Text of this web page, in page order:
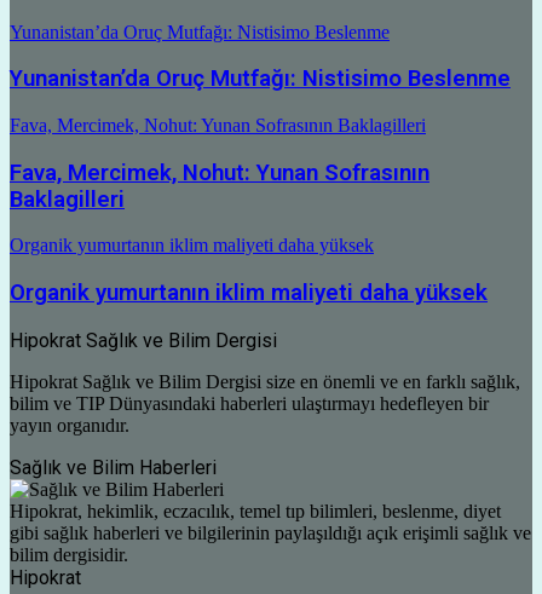
Yunanistan’da Oruç Mutfağı: Nistisimo Beslenme
Yunanistan’da Oruç Mutfağı: Nistisimo Beslenme
Fava, Mercimek, Nohut: Yunan Sofrasının Baklagilleri
Fava, Mercimek, Nohut: Yunan Sofrasının
Baklagilleri
Organik yumurtanın iklim maliyeti daha yüksek
Organik yumurtanın iklim maliyeti daha yüksek
Hipokrat Sağlık ve Bilim Dergisi
Hipokrat Sağlık ve Bilim Dergisi size en önemli ve en farklı sağlık,
bilim ve TIP Dünyasındaki haberleri ulaştırmayı hedefleyen bir
yayın organıdır.
Sağlık ve Bilim Haberleri
Hipokrat, hekimlik, eczacılık, temel tıp bilimleri, beslenme, diyet
gibi sağlık haberleri ve bilgilerinin paylaşıldığı açık erişimli sağlık ve
bilim dergisidir.
Hipokrat